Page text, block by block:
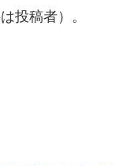
投稿者）。